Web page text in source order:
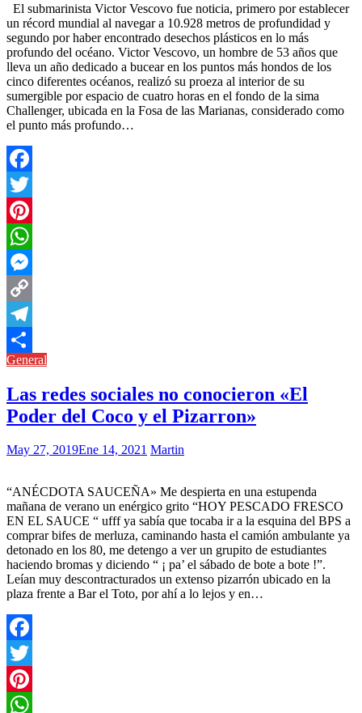
El submarinista Victor Vescovo fue noticia, primero por establecer
un récord mundial al navegar a 10.928 metros de profundidad y
segundo por haber encontrado desechos plásticos en lo más
profundo del océano. Victor Vescovo, un hombre de 53 años que
lleva un año dedicado a bucear en los puntos más hondos de los
cinco diferentes océanos, realizó su proeza al interior de su
sumergible por espacio de cuatro horas en el fondo de la sima
Challenger, ubicada en la Fosa de las Marianas, considerado como
el punto más profundo…
Facebook
Twitter
Pinterest
WhatsApp
Messenger
Copy
Link
Telegram
Compartir
General
Las redes sociales no conocieron «El
Poder del Coco y el Pizarron»
May 27, 2019Ene 14, 2021 Martin
“ANÉCDOTA SAUCEÑA» Me despierta en una estupenda
mañana de verano un enérgico grito “HOY PESCADO FRESCO
EN EL SAUCE “ ufff ya sabía que tocaba ir a la esquina del BPS a
comprar bifes de merluza, caminando hasta el camión ambulante ya
detonado en los 80, me detengo a ver un grupito de estudiantes
haciendo bromas y diciendo “ ¡ pa’ el sábado de bote a bote !”.
Leían muy descontracturados un extenso pizarrón ubicado en la
plaza frente a Bar el Toto, por ahí a lo lejos y en…
Facebook
Twitter
Pinterest